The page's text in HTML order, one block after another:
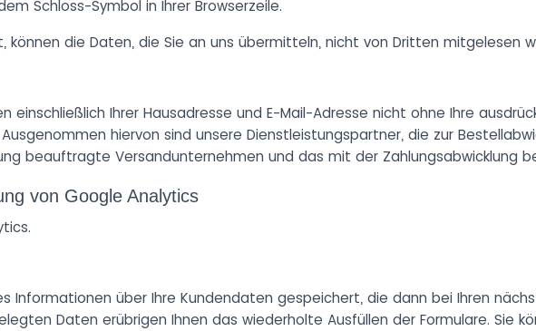
Schloss-Symbol in Ihrer Browserzeile.
können die Daten, die Sie an uns übermitteln, nicht von Dritten mitgelesen
einschließlich Ihrer Hausadresse und E-Mail-Adresse nicht ohne Ihre
hiervon sind unsere Dienstleistungspartner, die zur
beauftragte Versandunternehmen und das mit der Zahlungsabwicklung
von Google Analytics
Informationen über Ihre Kundendaten gespeichert, die dann bei Ihren
Daten erübrigen Ihnen das wiederholte Ausfüllen der Formulare. Sie